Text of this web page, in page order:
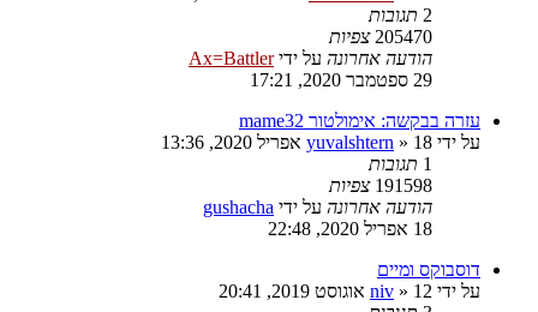
2 תגובות
205470 צפיות
הודעה אחרונה על ידיAx=Battler
29 ספטמבר 2020, 17:21
עזרה בבקשה: אימולטור mame32
על ידי
yuvalshtern » 18 אפריל 2020, 13:36
1 תגובות
191598 צפיות
הודעה אחרונה על ידי gushacha
18 אפריל 2020, 22:48
דוסבוקס ומיים
על ידי
niv » 12 אוגוסט 2019, 20:41